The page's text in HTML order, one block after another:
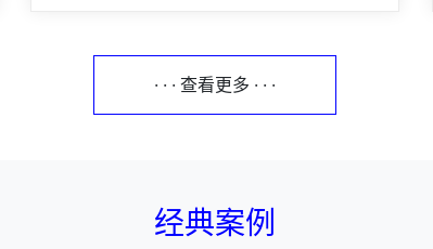
· · · 查看更多 · · ·
经典案例